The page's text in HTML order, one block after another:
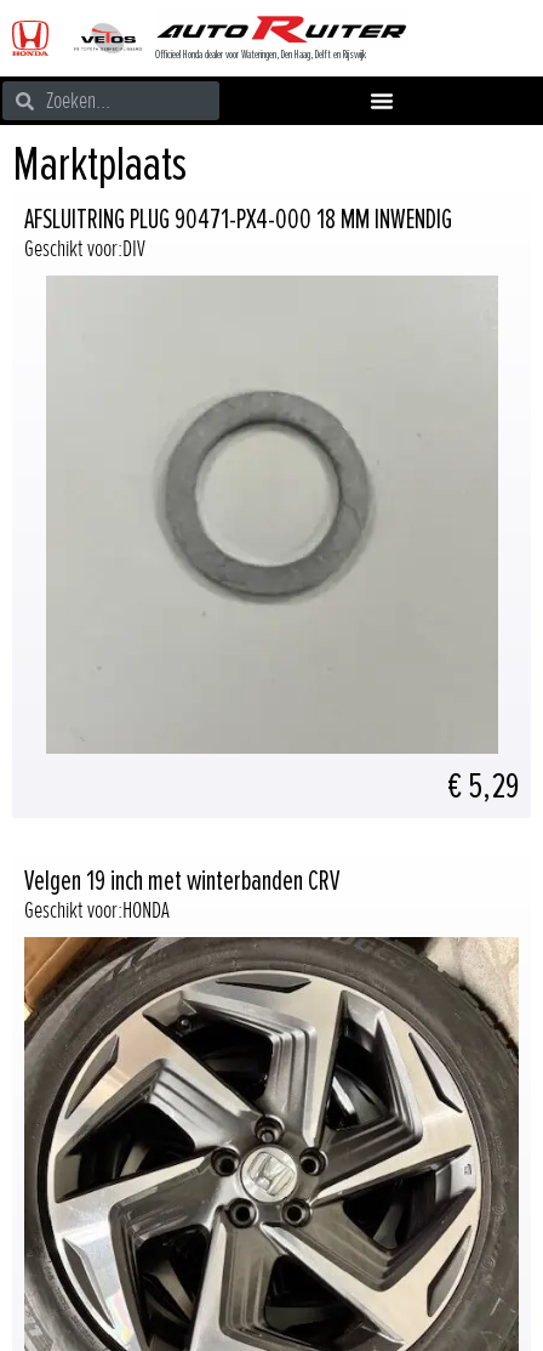
Officieel Honda dealer voor Wateringen, Den Haag, Delft en Rijswijk
Marktplaats
AFSLUITRING PLUG 90471-PX4-000 18 MM INWENDIG
Geschikt voor:DIV
€ 5,29
Velgen 19 inch met winterbanden CRV
Geschikt voor:HONDA